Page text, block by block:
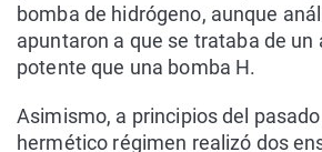
bomba de hidrógeno, aunque
apuntaron a que se trataba de
potente que una bomba H.
Asimismo, a principios del
hermético régimen realizó dos